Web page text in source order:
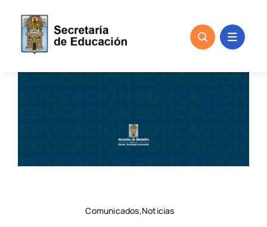
content
Comunicados,Noticias